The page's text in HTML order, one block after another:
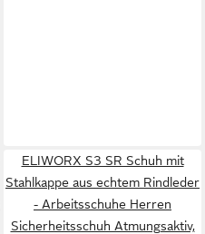
ELIWORX S3 SR Schuh mit
Stahlkappe aus echtem Rindleder
- Arbeitsschuhe Herren
Sicherheitsschuh Atmungsaktiv,